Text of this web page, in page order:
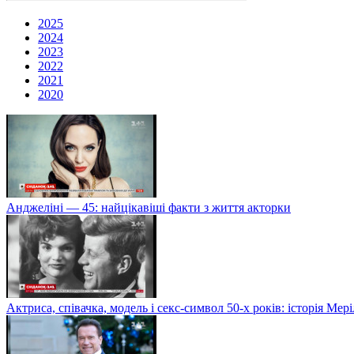
2025
2024
2023
2022
2021
2020
Анджеліні — 45: найцікавіші факти з життя акторки
Актриса, співачка, модель і секс-символ 50-х років: історія